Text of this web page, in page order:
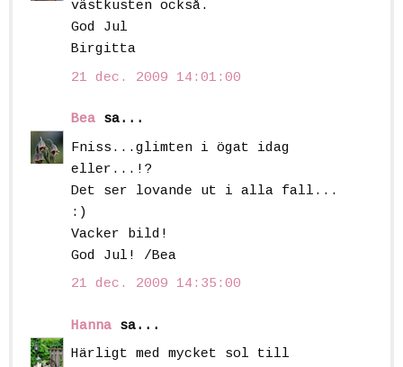
västkusten också.
God Jul
Birgitta
21 dec. 2009 14:01:00
Bea sa...
Fniss...glimten i ögat idag
eller...!?
Det ser lovande ut i alla fall...
:)
Vacker bild!
God Jul! /Bea
21 dec. 2009 14:35:00
Hanna sa...
Härligt med mycket sol till